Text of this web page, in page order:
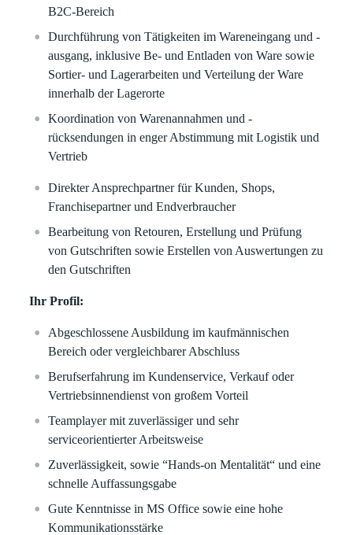
B2C-Bereich
Durchführung von Tätigkeiten im Wareneingang und -
ausgang, inklusive Be- und Entladen von Ware sowie
Sortier- und Lagerarbeiten und Verteilung der Ware
innerhalb der Lagerorte
Koordination von Warenannahmen und -
rücksendungen in enger Abstimmung mit Logistik und
Vertrieb
Direkter Ansprechpartner für Kunden, Shops,
Franchisepartner und Endverbraucher
Bearbeitung von Retouren, Erstellung und Prüfung
von Gutschriften sowie Erstellen von Auswertungen zu
den Gutschriften
Ihr Profil:
Abgeschlossene Ausbildung im kaufmännischen
Bereich oder vergleichbarer Abschluss
Berufserfahrung im Kundenservice, Verkauf oder
Vertriebsinnendienst von großem Vorteil
Teamplayer mit zuverlässiger und sehr
serviceorientierter Arbeitsweise
Zuverlässigkeit, sowie “Hands-on Mentalität“ und eine
schnelle Auffassungsgabe
Gute Kenntnisse in MS Office sowie eine hohe
Kommunikationsstärke